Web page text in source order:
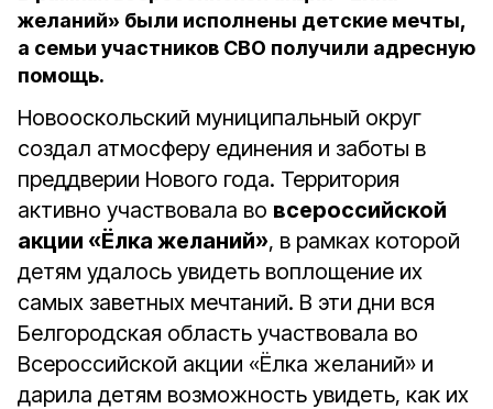
желаний» были исполнены детские мечты,
а семьи участников СВО получили адресную
помощь.
Новооскольский муниципальный округ
создал атмосферу единения и заботы в
преддверии Нового года. Территория
активно участвовала во всероссийской
акции «Ёлка желаний», в рамках которой
детям удалось увидеть воплощение их
самых заветных мечтаний. В эти дни вся
Белгородская область участвовала во
Всероссийской акции «Ёлка желаний» и
дарила детям возможность увидеть, как их